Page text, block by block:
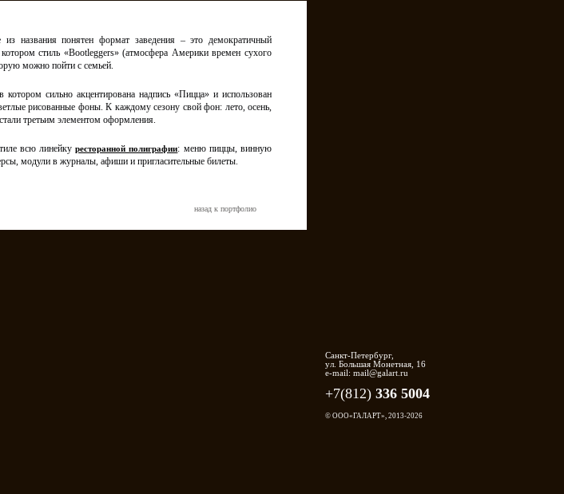
названия понятен формат заведения – это демократичный
стиль «Bootleggers» (атмосфера Америки времен сухого
можно пойти с семьей.
сильно акцентирована надпись «Пицца» и использован
рисованные фоны. К каждому сезону свой фон: лето, осень,
третьим элементом оформления.
всю линейкуресторанной полиграфии: меню пиццы, винную
модули в журналы, афиши и пригласительные билеты.
назад к портфолио
Санкт-Петербург,
ул. Большая Монетная, 16
e-mail: mail@galart.ru
+7(812) 336 5004
© ООО«ГАЛАРТ», 2013-2026